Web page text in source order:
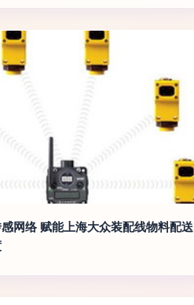
网络 赋能上海大众装配线物料配送